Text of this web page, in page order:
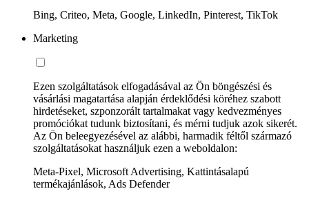
Bing, Criteo, Meta, Google, LinkedIn, Pinterest, TikTok
Marketing
Ezen szolgáltatások elfogadásával az Ön böngészési és
vásárlási magatartása alapján érdeklődési köréhez szabott
hirdetéseket, szponzorált tartalmakat vagy kedvezményes
promóciókat tudunk biztosítani, és mérni tudjuk azok sikerét.
Az Ön beleegyezésével az alábbi, harmadik féltől származó
szolgáltatásokat használjuk ezen a weboldalon:
Meta-Pixel, Microsoft Advertising, Kattintásalapú
termékajánlások, Ads Defender